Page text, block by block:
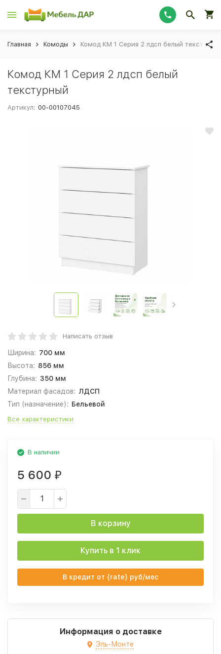
Главная Комоды Комод КМ 1 Серия 2 лдсп белый
Комод КМ 1 Серия 2 лдсп белый
текстурный
Артикул: 00-00107045
Написать отзыв
Ширина: 700 мм
Высота: 856 мм
Глубина: 350 мм
Материал фасадов: ЛДСП
Тип (назначение): Бельевой
Все характеристики
В наличии
5 600 ₽
В корзину
Купить в 1 клик
В кредит от {rate} руб/мес
Информация о доставке
Эль-Монте